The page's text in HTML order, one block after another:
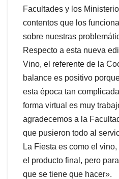
Facultades y los
contentos que los
sobre nuestras
Respecto a esta nueva
Vino, el referente de la
balance es positivo
esta época tan
forma virtual es muy
agradecemos a la
que pusieron todo al
La Fiesta es como el
el producto final, pero
que se tiene que hacer».